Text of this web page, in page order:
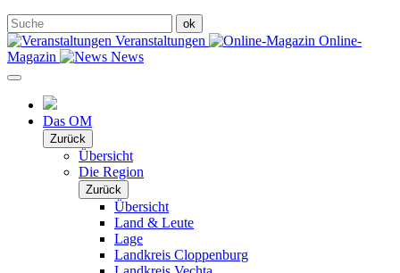
Veranstaltungen
Online-
Magazin
News
Das OM
Zurück
Übersicht
Die Region
Zurück
Übersicht
Land & Leute
Lage
Landkreis Cloppenburg